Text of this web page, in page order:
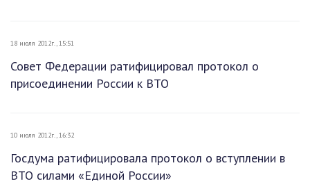
18 июля 2012г., 15:51
Совет Федерации ратифицировал протокол о
присоединении России к ВТО
10 июля 2012г., 16:32
Госдума ратифицировала протокол о вступлении в
ВТО силами «Единой России»